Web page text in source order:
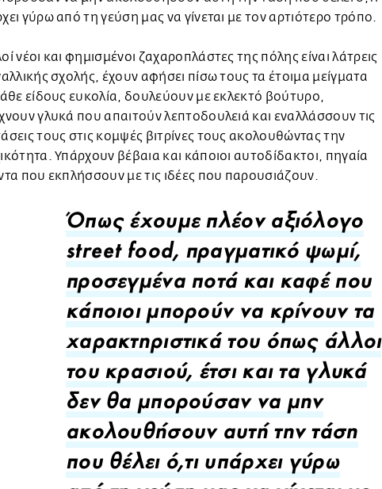
γύρω από τη γεύση μας να γίνεται με τον αρτιότερο τρόπο.
νέοι και φημισμένοι ζαχαροπλάστες της πόλης είναι λάτρεις
σχολής, έχουν αφήσει πίσω τους τα έτοιμα μείγματα
είδους ευκολία, δουλεύουν με εκλεκτό βούτυρο,
γλυκά που απαιτούν λεπτοδουλειά και εναλλάσσουν τις
τους στις κομψές βιτρίνες τους ακολουθώντας την
Υπάρχουν βέβαια και κάποιοι αυτοδίδακτοι, πηγαία
που εκπλήσσουν με τις ιδέες που παρουσιάζουν.
Όπως έχουμε πλέον αξιόλογο
street food, πραγματικό ψωμί,
προσεγμένα ποτά και καφέ που
κάποιοι μπορούν να κρίνουν τα
χαρακτηριστικά του όπως άλλοι
του κρασιού, έτσι και τα γλυκά
δεν θα μπορούσαν να μην
ακολουθήσουν αυτή την τάση
που θέλει ό,τι υπάρχει γύρω